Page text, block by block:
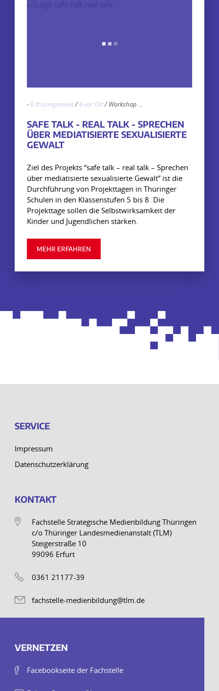
- 6 thüringenweit/6 vor Ort/Workshop ...
SAFE TALK - REAL TALK - SPRECHEN
ÜBER MEDIATISIERTE SEXUALISIERTE
GEWALT
Ziel des Projekts “safe talk – real talk – Sprechen
über mediatisierte sexualisierte Gewalt” ist die
Durchführung von Projekttagen in Thüringer
Schulen in den Klassenstufen 5 bis 8. Die
Projekttage sollen die Selbstwirksamkeit der
Kinder und Jugendlichen stärken.
MEHR ERFAHREN
SERVICE
Impressum
Datenschutzerklärung
KONTAKT
Fachstelle Strategische Medienbildung Thüringen
c/o Thüringer Landesmedienanstalt (TLM)
Steigerstraße 10
99096 Erfurt
0361 21177-39
fachstelle-medienbildung@tlm.de
VERNETZEN
Facebookseite der Fachstelle